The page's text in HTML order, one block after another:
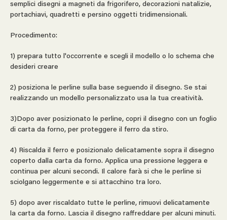
semplici disegni a magneti da frigorifero, decorazioni natalizie,
portachiavi, quadretti e persino oggetti tridimensionali.
Procedimento:
1) prepara tutto l'occorrente e scegli il modello o lo schema che
desideri creare
2) posiziona le perline sulla base seguendo il disegno. Se stai
realizzando un modello personalizzato usa la tua creatività.
3)Dopo aver posizionato le perline, copri il disegno con un foglio
di carta da forno, per proteggere il ferro da stiro.
4) Riscalda il ferro e posizionalo delicatamente sopra il disegno
coperto dalla carta da forno. Applica una pressione leggera e
continua per alcuni secondi. Il calore farà si che le perline si
sciolgano leggermente e si attacchino tra loro.
5) dopo aver riscaldato tutte le perline, rimuovi delicatamente
la carta da forno. Lascia il disegno raffreddare per alcuni minuti.